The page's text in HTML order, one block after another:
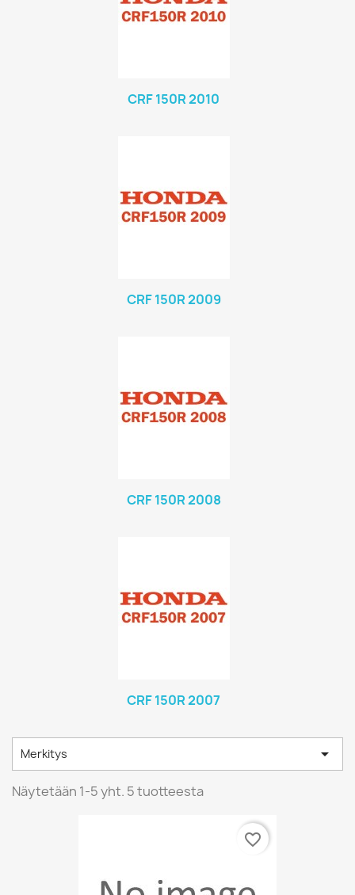
CRF 150R 2010
CRF 150R 2009
CRF 150R 2008
CRF 150R 2007
Merkitys 
Näytetään 1-5 yht. 5 tuotteesta
favorite_border